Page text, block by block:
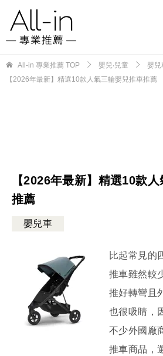
All-in 專業推薦 TOP 嬰兒‧兒童
嬰兒
【2026年最新】精選10款人氣三輪嬰兒推車推薦
【2026年最新】精選10款
推薦
嬰兒車
比起常見的
推車雖然較
推好轉彎且
也很吸睛，
不少外國廠
推車商品，